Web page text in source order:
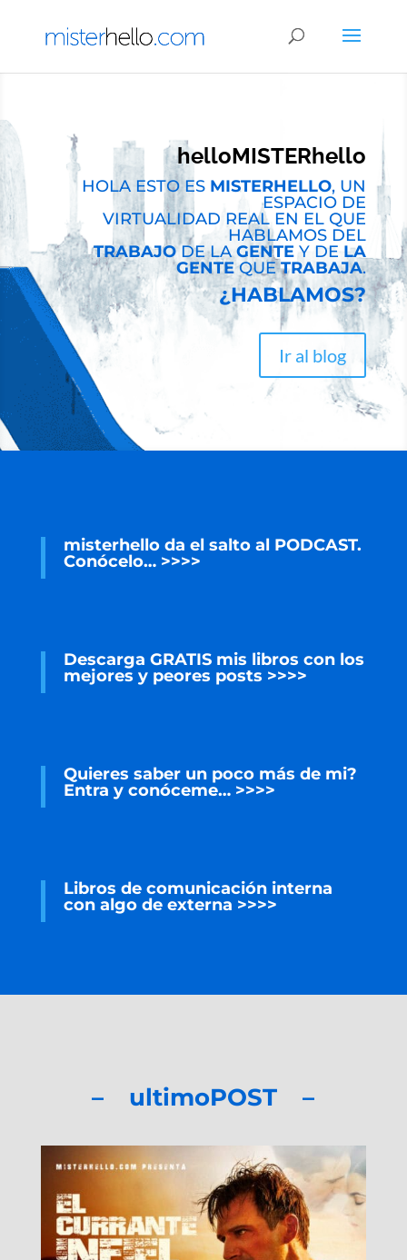
helloMISTERhello
HOLA ESTO ES MISTERHELLO, UN
ESPACIO DE
VIRTUALIDAD REAL EN EL QUE
HABLAMOS DEL
TRABAJODE LAGENTEY DELA
GENTEQUETRABAJA.
¿HABLAMOS?
Ir al blog
misterhello da el salto al PODCAST.
Conócelo… >>>>
Descarga GRATIS mis libros con los
mejores y peores posts >>>>
Quieres saber un poco más de mi?
Entra y conóceme… >>>>
Libros de comunicación interna
con algo de externa >>>>
– ultimoPOST –